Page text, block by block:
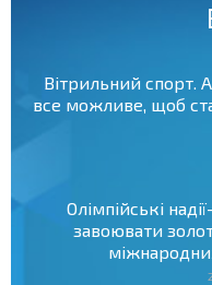
Вітрильний
все можливе, щоб
Олімпійські
завоювати